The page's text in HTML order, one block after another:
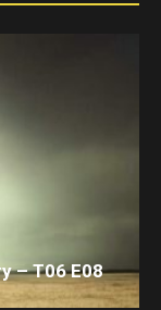
– T06 E08